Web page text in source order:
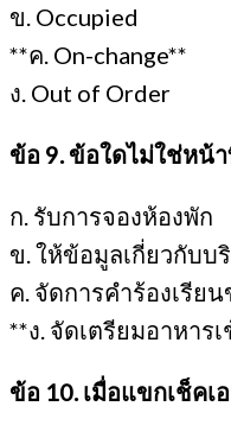
ข. Occupied
**ค. On-change**
ง. Out of Order
ข้อ 9. ข้อใดไม่ใช่หน้
ก. รับการจองห้องพัก
ข. ให้ข้อมูลเกี่ยวกับบ
ค. จัดการคำร้องเรีย
**ง. จัดเตรียมอาหาร
ข้อ 10. เมื่อแขกเช็คเ